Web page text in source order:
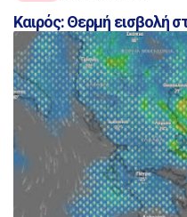
Καιρός: Θερμή εισβολή